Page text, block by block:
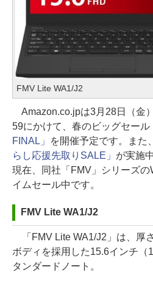
FMV Lite WA1/J2
Amazon.co.jpは3月28日（金
59にかけて、春のビッグセール
FINAL」
を開催予定です。また
らし応援先取りSALE」 が実施中
現在、同社「FMV」シリーズ
イムセール中です。
FMV Lite WA1/J2
「FMV Lite WA1/J2」は、厚
ボディを採用した15.6インチ（
タンダードノート。